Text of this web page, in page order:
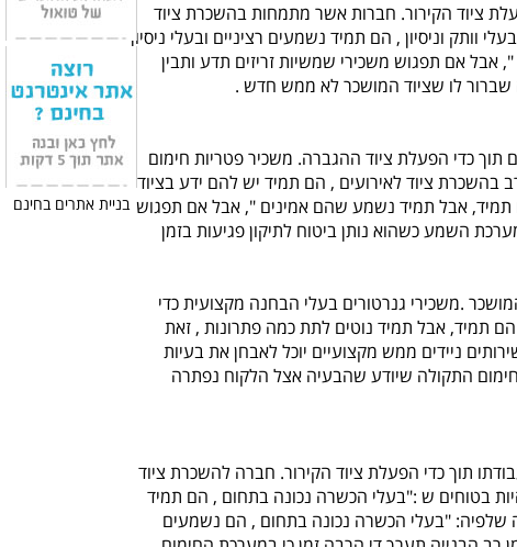
בניית אתרים בחינם
ציוד הקירור. חברות אשר מתמחות בהשכרת ציוד
וניסיון , הם תמיד נשמעים רציניים ובעלי ניסיון
אבל אם תפגוש משכירי שמשיות זריזים תדע ותבין
שברור לו שציוד המושכר לא ממש חדש .
תוך כדי הפעלת ציוד ההגברה. משכיר פטריות חימום
בהשכרת ציוד לאירועים , הם תמיד יש להם ידע בציוד
תמיד, אבל תמיד נשמע שהם אמינים ", אבל אם תפגוש
השמע כשהוא נותן ביטוח לתיקון פגיעות בזמן
.משכירי גנרטורים בעלי הבחנה מקצועית כדי
תמיד, אבל תמיד נוטים לתת כמה פתרונות , זאת
ניידים ממש מקצועיים יוכל לאבחן את בעיות
התקולה שיודע שהבעיה אצל הלקוח נפתרה
תוך כדי הפעלת ציוד הקירור. חברה להשכרת ציוד
בטוחים ש :"בעלי הכשרה נכונה בתחום , הם תמיד
שלפיה: "בעלי הכשרה נכונה בתחום , הם נשמעים